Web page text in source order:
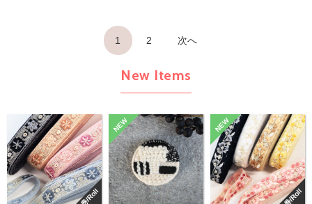
1 2 次へ
New Items
巻/Roll
NEW
巻/Roll
NEW